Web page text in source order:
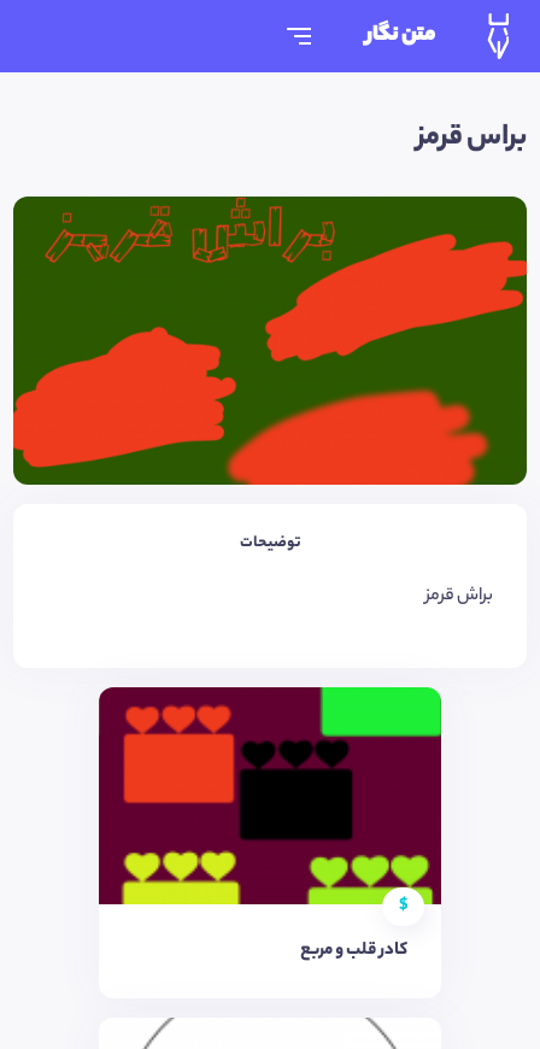
متن نگار
براس قرمز
توضیحات
براش قرمز
$
کادر قلب و مربع